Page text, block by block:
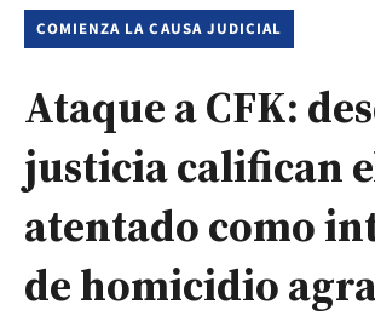
COMIENZA LA CAUSA JUDICIAL
Ataque a CFK:
justicia califican
atentado como
de homicidio